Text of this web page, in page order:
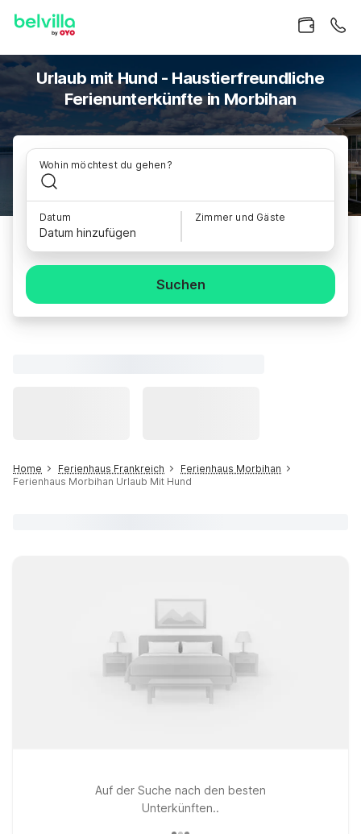
Urlaub mit Hund - Haustierfreundliche
Ferienunterkünfte in Morbihan
Wohin möchtest du gehen?
Datum
Datum hinzufügen
Zimmer und Gäste
Suchen
Home Ferienhaus Frankreich
Ferienhaus Morbihan
Ferienhaus Morbihan Urlaub Mit Hund
Auf der Suche nach den besten
Unterkünften..